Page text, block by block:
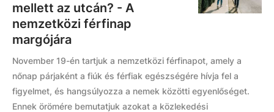
mellett az utcán? - A
nemzetközi férfinap
margójára
November 19-én tartjuk a nemzetközi férfinapot, amely a
nőnap párjaként a fiúk és férfiak egészségére hívja fel a
figyelmet, és hangsúlyozza a nemek közötti egyenlőséget.
Ennek örömére bemutatjuk azokat a közlekedési